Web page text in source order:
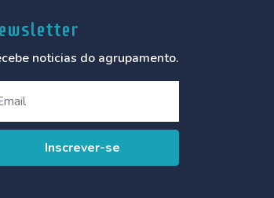
noticias do agrupamento.